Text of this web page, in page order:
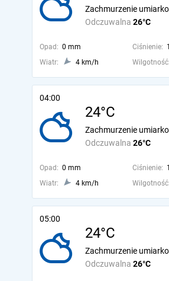
Odczuwalna 26°C
Zachmurzenie
Opad: 0 mm Ciśnienie:
Wiatr:
4 km/h Wilgotność:
04:00
24°C
Odczuwalna 26°C
Zachmurzenie
Opad: 0 mm Ciśnienie:
Wiatr:
4 km/h Wilgotność:
05:00
24°C
Odczuwalna 26°C
Zachmurzenie